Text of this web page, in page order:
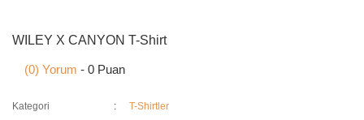
WILEY X CANYON T-Shirt
(0) Yorum - 0 Puan
Kategori
T-Shirtler